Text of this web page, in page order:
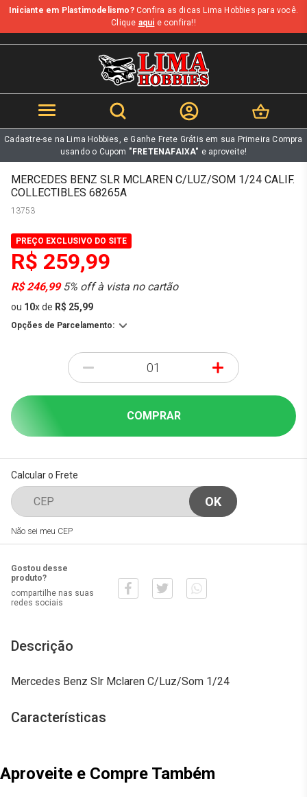
b
Iniciante em Plastimodelismo?Confira as dicas Lima Hobbies para você.
Clique aqui e confira!!
Cadastre-se na Lima Hobbies, e Ganhe Frete Grátis em sua Primeira Compra
usando o Cupom "FRETENAFAIXA" e aproveite!
MERCEDES BENZ SLR MCLAREN C/LUZ/SOM 1/24 CALIF.
COLLECTIBLES 68265A
13753
PREÇO EXCLUSIVO DO SITE
R$ 259,99
R$ 246,995% off à vista no cartão
ou 10xde R$ 25,99
Opções de Parcelamento:
- +
COMPRAR
Calcular o Frete
Não sei meu CEP
Gostou desse
produto?
compartilhe nas suas
redes sociais
Descrição
Mercedes Benz Slr Mclaren C/Luz/Som 1/24
Características
Aproveite e Compre Também